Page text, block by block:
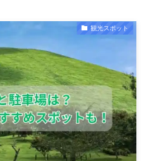
観光スポット